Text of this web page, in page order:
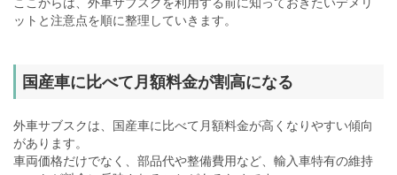
ットと注意点を順に整理していきます。
国産車に比べて月額料金が割高になる
外車サブスクは、国産車に比べて月額料金が高くなりやすい傾向
があります。
車両価格だけでなく、部品代や整備費用など、輸入車特有の維持